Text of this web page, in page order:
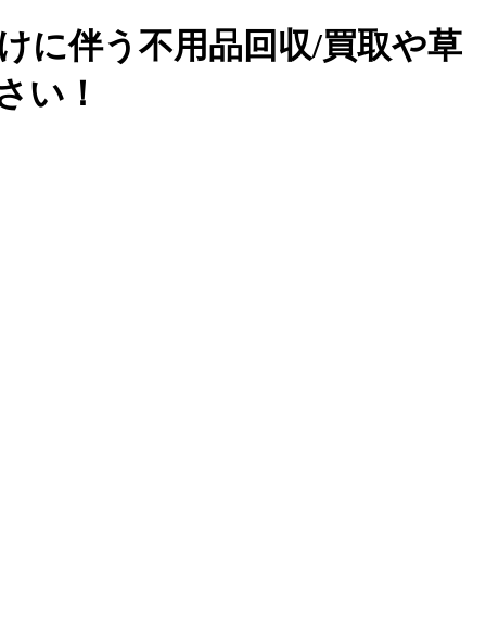
に伴う不用品回収/買取や草
い！